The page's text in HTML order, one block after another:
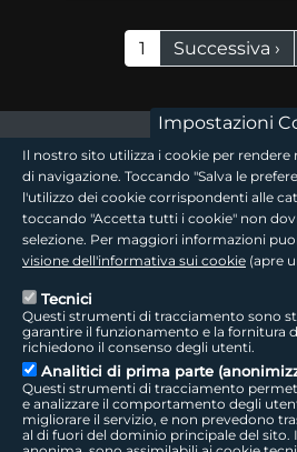
Paginazione
Pagina attuale
1 Pagina
Successiva ›
footer - sezione
footer - sezione
footer - sezione
Seguici sui
LepidaTV | Accessibilità | Cookie |
Impostazioni
Il nostro sito utilizza i cookie per rendere
di navigazione. Toccando "Salva le
l'utilizzo dei cookie corrispondenti alle
toccando "Accetta tutti i cookie" non
selezione. Per maggiori informazioni
visione dell'informativa sui cookie (apre
Tecnici
Questi strumenti di tracciamento sono
garantire il funzionamento e la fornitura
richiedono il consenso degli utenti.
Analitici di prima parte
Questi strumenti di tracciamento
e analizzare il comportamento degli
migliorare il servizio, e non prevedono
al di fuori del dominio principale del